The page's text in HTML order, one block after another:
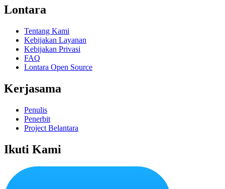
Lontara
Tentang Kami
Kebijakan Layanan
Kebijakan Privasi
FAQ
Lontara Open Source
Kerjasama
Penulis
Penerbit
Project Belantara
Ikuti Kami